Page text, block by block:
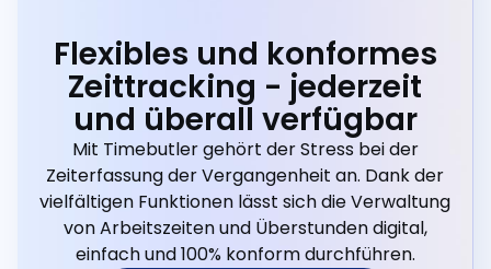
Flexibles und konformes
Zeittracking - jederzeit
und überall verfügbar
Mit Timebutler gehört der Stress bei der
Zeiterfassung der Vergangenheit an. Dank der
vielfältigen Funktionen lässt sich die Verwaltung
von Arbeitszeiten und Überstunden digital,
einfach und 100% konform durchführen.